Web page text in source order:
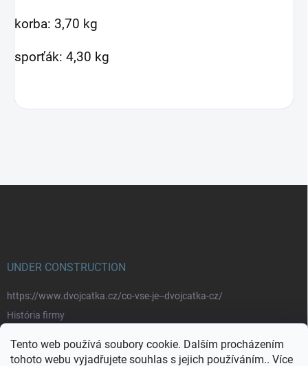
Tento web používá soubory cookie. Dalším procházením
tohoto webu vyjadřujete souhlas s jejich používáním.. Více
korba: 3,70 kg
sporťák: 4,30 kg
UNDER CONSTRUCTION
https://www.dvojcatka.cz/co-vse-je--dvojcatka-cz/
História firmy
Značky